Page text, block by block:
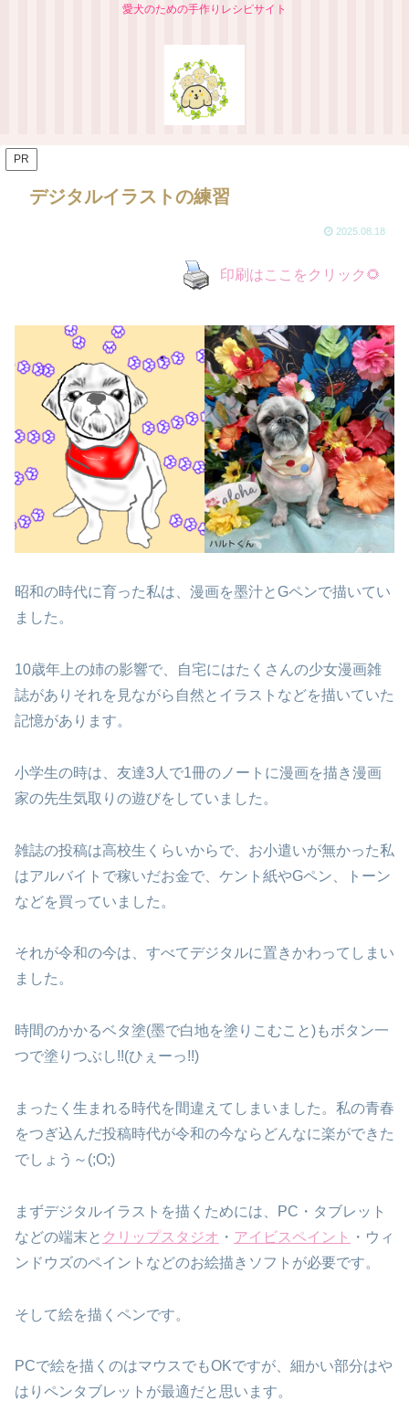
愛犬のための手作りレシピサイト
PR
デジタルイラストの練習
2025.08.18
印刷はここをクリック🌻
昭和の時代に育った私は、漫画を墨汁とGペンで描いてい
ました。
10歳年上の姉の影響で、自宅にはたくさんの少女漫画雑
誌があり それを見ながら自然とイラストなどを描いていた
記憶があります。
小学生の時は、友達3人で1冊のノートに漫画を描き漫画
家の先生気取りの遊びをしていました。
雑誌の投稿は高校生くらいからで、お小遣いが無かった私
はアルバイトで稼いだお金で、ケント紙やGペン、トーン
などを買っていました。
それが令和の今は、すべてデジタルに置きかわってしまい
ました。
時間のかかるベタ塗(墨で白地を塗りこむこと)もボタン一
つで塗りつぶし!!(ひぇーっ!!)
まったく生まれる時代を間違えてしまいました。 私の青春
をつぎ込んだ投稿時代が令和の今なら どんなに楽ができた
でしょう～(;O;)
まずデジタルイラストを描くためには、PC・タブレット
などの端末と クリップスタジオ ・ アイビスペイント
・ウィ
ンドウズのペイントなどのお絵描きソフトが必要です。
そして絵を描くペンです。
PCで絵を描くのはマウスでもOKですが、細かい部分はや
はり ペンタブレットが最適だと思います。